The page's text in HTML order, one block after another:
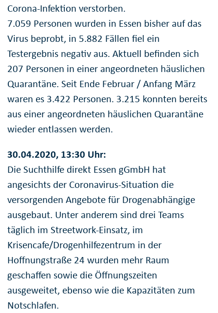
Corona-Infektion verstorben.
7.059 Personen wurden in Essen bisher auf das
Virus beprobt, in 5.882 Fällen fiel ein
Testergebnis negativ aus. Aktuell befinden sich
207 Personen in einer angeordneten häuslichen
Quarantäne. Seit Ende Februar / Anfang März
waren es 3.422 Personen. 3.215 konnten bereits
aus einer angeordneten häuslichen Quarantäne
wieder entlassen werden.
30.04.2020, 13:30 Uhr:
Die Suchthilfe direkt Essen gGmbH hat
angesichts der Coronavirus-Situation die
versorgenden Angebote für Drogenabhängige
ausgebaut. Unter anderem sind drei Teams
täglich im Streetwork-Einsatz, im
Krisencafe/Drogenhilfezentrum in der
Hoffnungstraße 24 wurden mehr Raum
geschaffen sowie die Öffnungszeiten
ausgeweitet, ebenso wie die Kapazitäten zum
Notschlafen.